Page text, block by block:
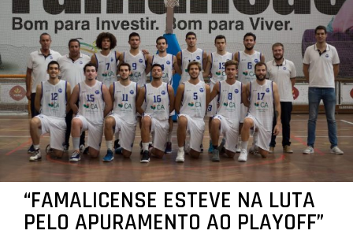
“FAMALICENSE ESTEVE NA LUTA
PELO APURAMENTO AO PLAYOFF”